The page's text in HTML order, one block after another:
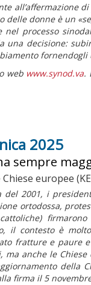
all’affermazione
delle donne è un
nel processo
una decisione:
fornendogli
web www.synod.va.
2025
sempre
europee
del 2001, i
ortodossa,
cattoliche) firmarono
il contesto è
fratture e paure
ma anche le
della
firma il 5